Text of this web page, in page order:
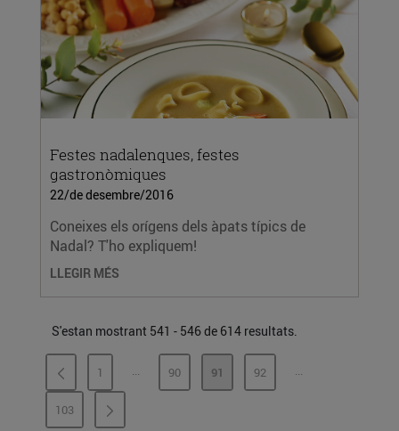
Festes nadalenques, festes
gastronòmiques
22/de desembre/2016
Coneixes els orígens dels àpats típics de
Nadal? T'ho expliquem!
LLEGIR MÉS
S'estan mostrant 541 - 546 de 614 resultats.
PÀGINA
1 ...PÀGINES INTERMÈDIES
PÀGINA
90 PÀGINA
91 PÀGINA
92 ...PÀGINES
PÀGINA
103